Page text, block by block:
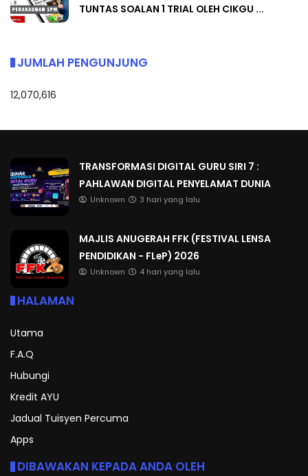
TUNTAS SOALAN 1 TRIAL OLEH CIKGU ...
JUMLAH PENGUNJUNG
12,070,616
TRANSFORMASI DIGITAL GURU SIRI 7 :
PAHLAWAN DIGITAL PENYELAMAT DUNIA
Unknown 3 hari yang lalu
MAJLIS ANUGERAH FFK (FESTIVAL LENSA
PENDIDIKAN - FLeP) 2026
Unknown 4 hari yang lalu
HALAMAN
Utama
F.A.Q
Hubungi
Kredit AYU
Jadual Tuisyen Percuma
Apps
DIBAWAKAN KEPADA ANDA OLEH